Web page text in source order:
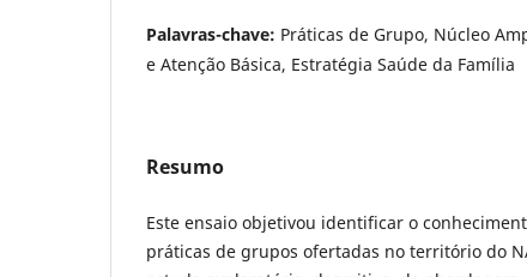
Palavras-chave: Práticas de Grupo, Núcleo
e Atenção Básica, Estratégia Saúde da Família
Resumo
Este ensaio objetivou identificar o
práticas de grupos ofertadas no território do